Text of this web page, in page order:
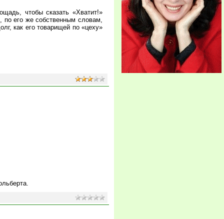
чтобы сказать «Хватит!»
по его же собственным словам,
как его товарищей по «цеху»